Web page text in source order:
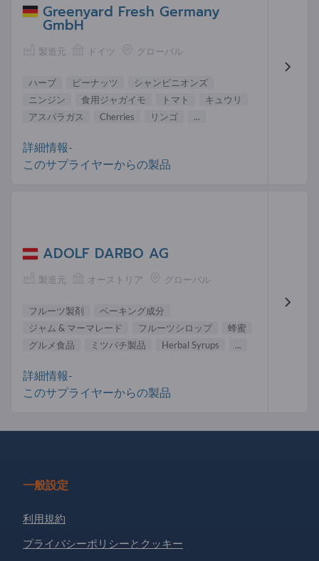
Greenyard Fresh Germany
GmbH
製造元 ドイツ グローバル
ハーブ ピーナッツ
シャンピニオンズ
ニンジン
食用ジャガイモ トマト
キュウリ
アスパラガス
Cherries リンゴ ...
詳細情報-
このサプライヤーからの製品
ADOLF DARBO AG
製造元 オーストリア グローバル
フルーツ製剤
ベーキング成分
ジャム & マーマレード
フルーツシロップ
蜂蜜
グルメ食品
ミツバチ製品 Herbal Syrups ...
詳細情報-
このサプライヤーからの製品
一般設定
利用規約
プライバシーポリシーとクッキー